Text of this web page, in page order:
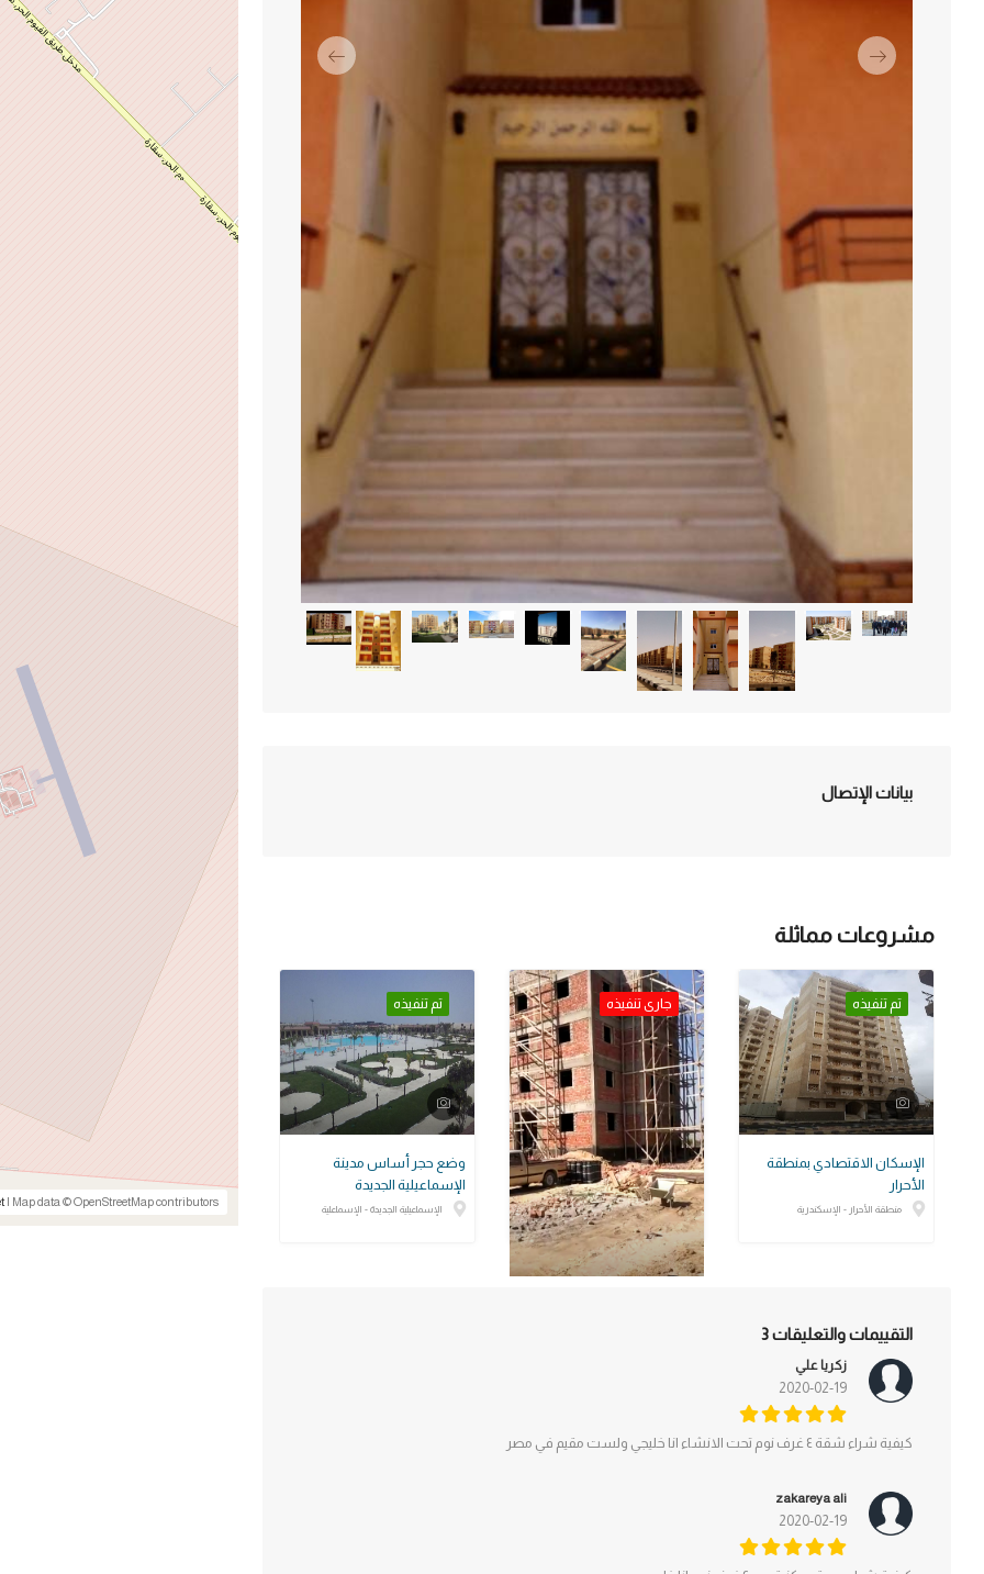
| Map data © OpenStreetMap contributors
السابق التالي
بيانات الإتصال
مشروعات مماثلة
تم تنفيذه
وضع حجر أساس مدينة
الإسماعيلية الجديدة
الإسماعيلية الجديدة - الإسماعلية
جارى تنفيذه تم تنفيذه
الإسكان الاقتصادي بمنطقة
الأحرار
منطقة الأحرار - الإسكندرية
التقييمات والتعليقات3
زكريا علي
2020-02-19
كيفية شراء شقة ٤ غرف نوم تحت الانشاء انا خليجي ولست مقيم في مصر
zakareya ali
2020-02-19